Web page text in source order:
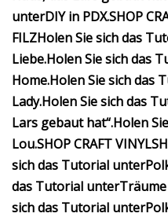
unterDIY in PDX.SHOP
FILZHolen Sie sich das
Liebe.Holen Sie sich das
Home.Holen Sie sich das
Lady.Holen Sie sich das
Lars gebaut hat“.Holen
Lou.SHOP CRAFT VINYL
sich das Tutorial unter
das Tutorial unter
sich das Tutorial unter